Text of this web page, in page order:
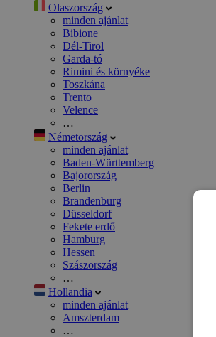
Olaszország
minden ajánlat
Bibione
Dél-Tirol
Garda-tó
Rimini és környéke
Toszkána
Trento
Velence
…
Németország
minden ajánlat
Baden-Württemberg
Bajorország
Berlin
Brandenburg
Düsseldorf
Fekete erdő
Hamburg
Hessen
Szászország
…
Hollandia
minden ajánlat
Amszterdam
…